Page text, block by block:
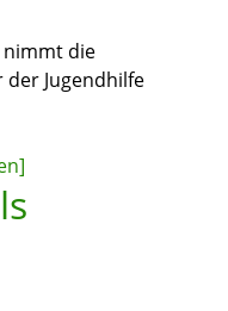
nimmt die
Jugendhilfe